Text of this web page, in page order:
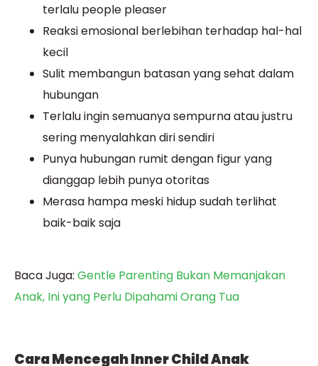
terlalu people pleaser
Reaksi emosional berlebihan terhadap hal-hal
kecil
Sulit membangun batasan yang sehat dalam
hubungan
Terlalu ingin semuanya sempurna atau justru
sering menyalahkan diri sendiri
Punya hubungan rumit dengan figur yang
dianggap lebih punya otoritas
Merasa hampa meski hidup sudah terlihat
baik-baik saja
Baca Juga: Gentle Parenting Bukan Memanjakan
Anak, Ini yang Perlu Dipahami Orang Tua
Cara Mencegah Inner Child Anak